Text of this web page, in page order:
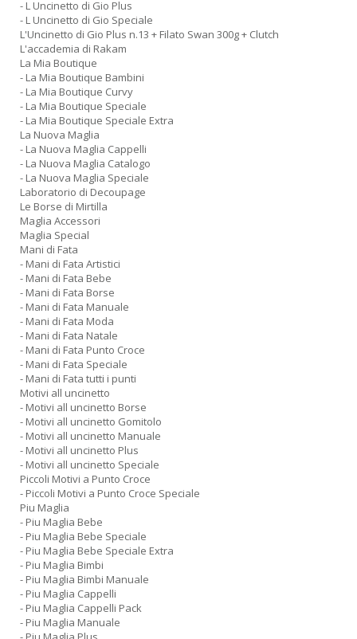
- L Uncinetto di Gio Plus
- L Uncinetto di Gio Speciale
L'Uncinetto di Gio Plus n.13 + Filato Swan 300g + Clutch
L'accademia di Rakam
La Mia Boutique
- La Mia Boutique Bambini
- La Mia Boutique Curvy
- La Mia Boutique Speciale
- La Mia Boutique Speciale Extra
La Nuova Maglia
- La Nuova Maglia Cappelli
- La Nuova Maglia Catalogo
- La Nuova Maglia Speciale
Laboratorio di Decoupage
Le Borse di Mirtilla
Maglia Accessori
Maglia Special
Mani di Fata
- Mani di Fata Artistici
- Mani di Fata Bebe
- Mani di Fata Borse
- Mani di Fata Manuale
- Mani di Fata Moda
- Mani di Fata Natale
- Mani di Fata Punto Croce
- Mani di Fata Speciale
- Mani di Fata tutti i punti
Motivi all uncinetto
- Motivi all uncinetto Borse
- Motivi all uncinetto Gomitolo
- Motivi all uncinetto Manuale
- Motivi all uncinetto Plus
- Motivi all uncinetto Speciale
Piccoli Motivi a Punto Croce
- Piccoli Motivi a Punto Croce Speciale
Piu Maglia
- Piu Maglia Bebe
- Piu Maglia Bebe Speciale
- Piu Maglia Bebe Speciale Extra
- Piu Maglia Bimbi
- Piu Maglia Bimbi Manuale
- Piu Maglia Cappelli
- Piu Maglia Cappelli Pack
- Piu Maglia Manuale